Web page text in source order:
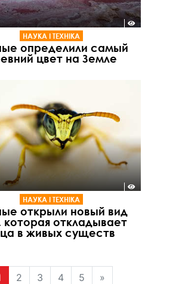
НАУКА І ТЕХНІКА
определили самый
цвет на Земле
НАУКА І ТЕХНІКА
открыли новый вид
откладывает
в живых существ
2 3 4 5 »